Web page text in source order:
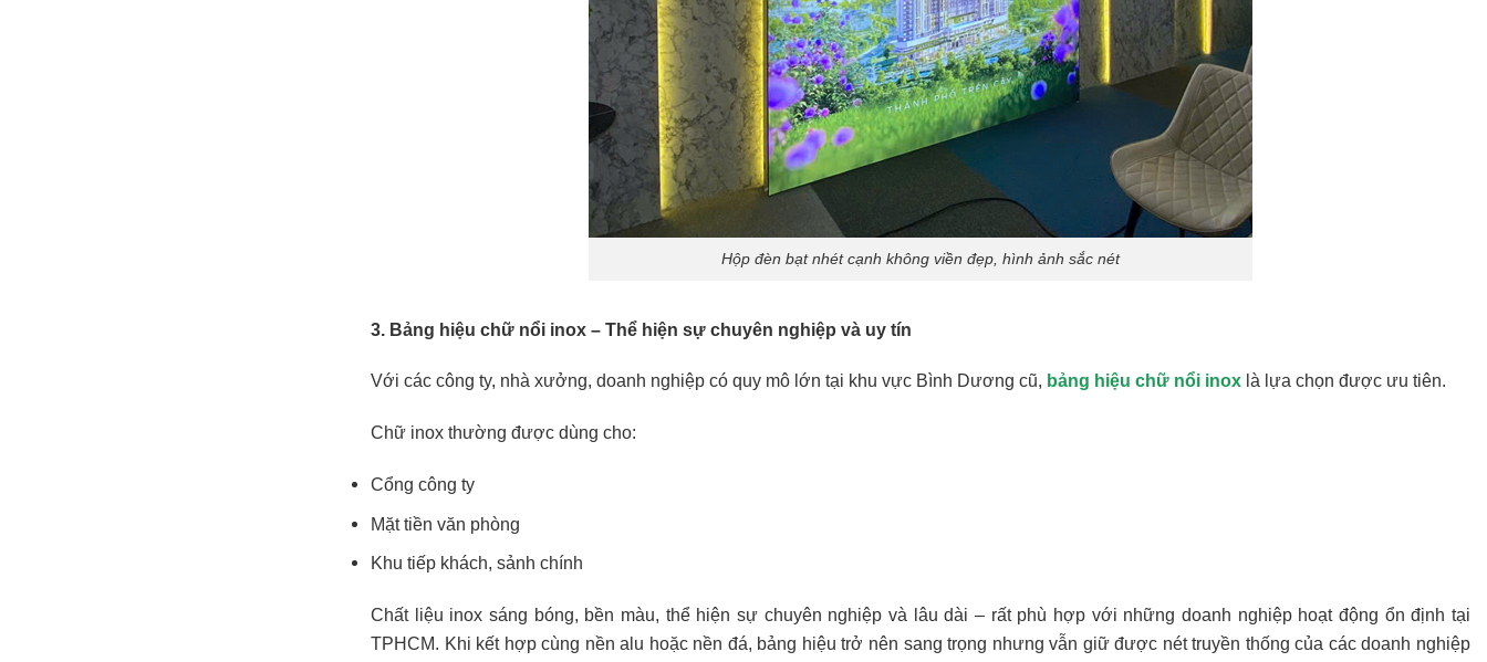
Hộp đèn bạt nhét cạnh không viền đẹp, hình ảnh sắc nét
3. Bảng hiệu chữ nổi inox – Thể hiện sự chuyên nghiệp và uy tín
Với các công ty, nhà xưởng, doanh nghiệp có quy mô lớn tại khu vực Bình Dương cũ, bảng hiệu chữ nổi inox là lựa chọn được ưu tiên.
Chữ inox thường được dùng cho:
Cổng công ty
Mặt tiền văn phòng
Khu tiếp khách, sảnh chính
Chất liệu inox sáng bóng, bền màu, thể hiện sự chuyên nghiệp và lâu dài – rất phù hợp với những doanh nghiệp hoạt động ổn định tại
TPHCM. Khi kết hợp cùng nền alu hoặc nền đá, bảng hiệu trở nên sang trọng nhưng vẫn giữ được nét truyền thống của các doanh nghiệp